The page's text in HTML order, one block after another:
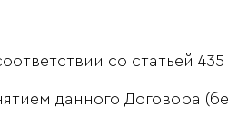
со статьей
данного Договора